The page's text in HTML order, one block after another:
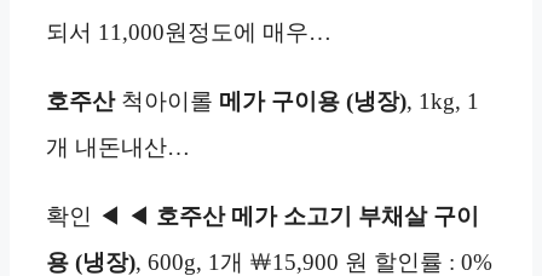
되서 11,000원정도에 매우…
호주산척아이롤 메가 구이용 (냉장), 1kg, 1
개 내돈내산…
확인 ◀ ◀ 호주산 메가 소고기 부채살 구이
용 (냉장), 600g, 1개 ￦15,900 원 할인률 : 0%